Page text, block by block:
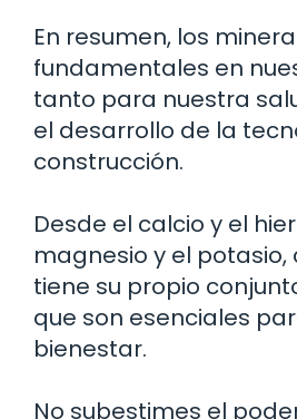
En resumen, los
fundamentales en
tanto para nuestra
el desarrollo de la
construcción.
Desde el calcio y el
magnesio y el
tiene su propio
que son esenciales
bienestar.
No subestimes el